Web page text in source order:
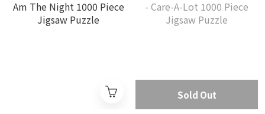
Sold Out